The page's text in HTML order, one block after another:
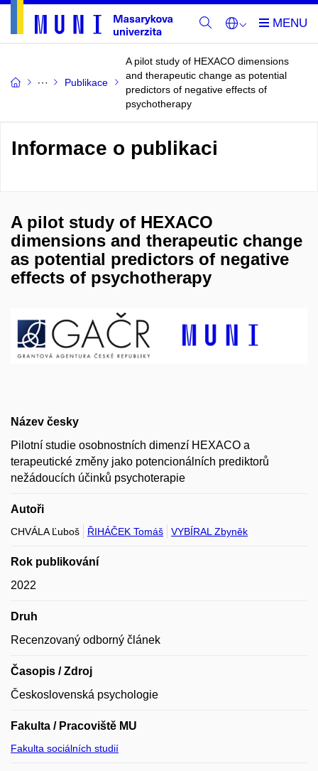
Publikace
A pilot study of HEXACO dimensions
and therapeutic change as potential
predictors of negative effects of
psychotherapy
Informace o publikaci
A pilot study of HEXACO
dimensions and therapeutic change
as potential predictors of negative
effects of psychotherapy
Název česky
Pilotní studie osobnostních dimenzí HEXACO a
terapeutické změny jako potencionálních prediktorů
nežádoucích účinků psychoterapie
Autoři
CHVÁLA Ľuboš ŘIHÁČEK Tomáš VYBÍRAL Zbyněk
Rok publikování
2022
Druh
Recenzovaný odborný článek
Časopis / Zdroj
Československá psychologie
Fakulta / Pracoviště MU
Fakulta sociálních studií